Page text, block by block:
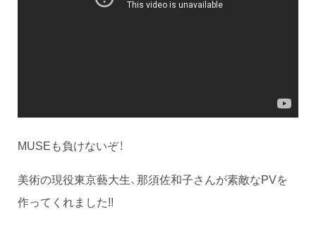
MUSEも負けないぞ！
美術の現役東京藝大生、那須佐和子さんが素敵なPVを
作ってくれました!!